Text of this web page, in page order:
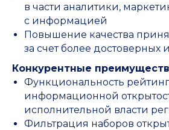
в части аналитики,
с информацией
Повышение качества
за счет более достоверных
Конкурентные
Функциональность
информационной
исполнительной власти
Фильтрация наборов